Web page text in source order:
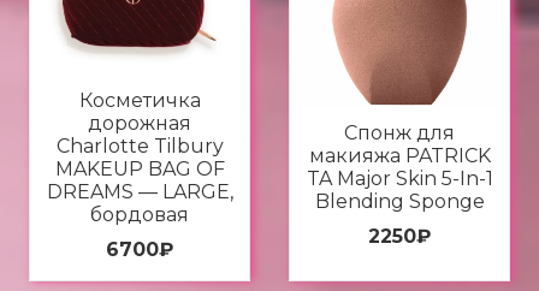
Косметичка
дорожная
Charlotte Tilbury
MAKEUP BAG OF
DREAMS — LARGE,
бордовая
6700₽
Спонж для
макияжа PATRICK
TA Major Skin 5-In-1
Blending Sponge
2250₽